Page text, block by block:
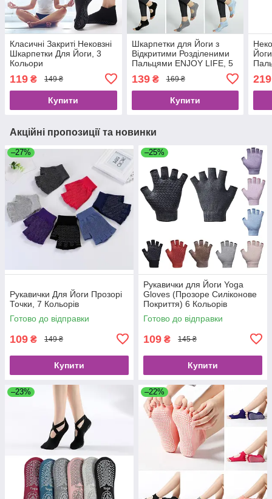
Класичні Закриті Нековзні
Шкарпетки Для Йоги, 3
Кольори
119 ₴ 149 ₴
Купити
Шкарпетки для Йоги з
Відкритими Розділеними
Пальцями ENJOY LIFE, 5
139₴ 169 ₴
Купити
219
Акційні пропозиції та новинки
–27%
Рукавички Для Йоги Прозорі
Точки, 7 Кольорів
Готово до відправки
109 ₴ 149 ₴
Купити
–25%
Рукавички для Йоги Yoga
Gloves (Прозоре Силіконове
Покриття) 6 Кольорів
Готово до відправки
109 ₴ 145 ₴
Купити
–23% –22%